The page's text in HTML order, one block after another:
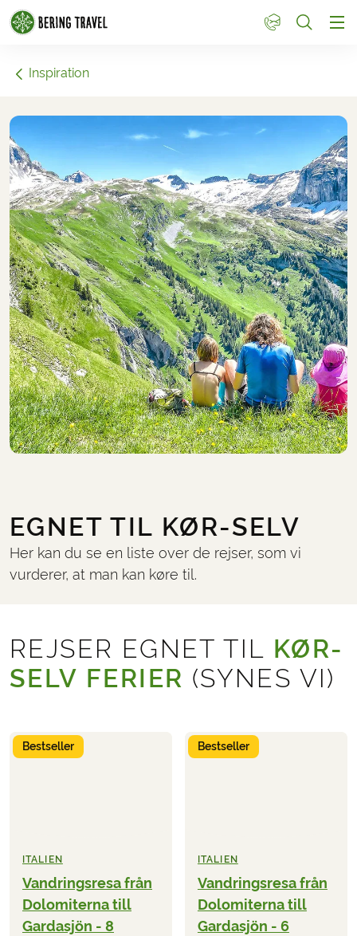
1
Inspiration
EGNET TIL KØR-SELV
Her kan du se en liste over de rejser, som vi
vurderer, at man kan køre til.
REJSER EGNET TIL KØR-
SELV FERIER (SYNES VI)
Bestseller
ITALIEN
Vandringsresa från
Dolomiterna till
Gardasjön - 8
Bestseller
ITALIEN
Vandringsresa från
Dolomiterna till
Gardasjön - 6